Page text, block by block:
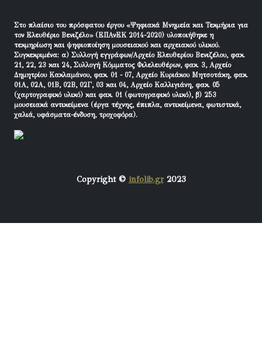
Στο πλαίσιο του πρόσφατου έργου «Ψηφιακά Μνημεία και Τεκμήρια για
τον Ελευθέριο Βενιζέλο» (ΕΠΑνΕΚ 2014-2020) υλοποιήθηκε η
τεκμηρίωση και ψηφιοποίηση μουσειακού και αρχειακού υλικού.
Συγκεκριμένα: α) Συλλογή εγγράφων/Αρχείο Ελευθερίου Βενιζέλου, φακ.
21, 22, 23 και 24, Συλλογή Κόμματος Φιλελευθέρων, φακ. 3, Αρχείο
Δημητρίου Κακλαμάνου, φακ. 01 - 07, Αρχείο Κυριάκου Μητσοτάκη, φακ.
01Α, 02Α, 01Β, 02Β, 02Γ, 03 και 04, Αρχείο Καλλιγιάνη, φακ. 05
(χαρτογραφικό υλικό) και φακ. 01 (φωτογραφικό υλικό), β) 253
μουσειακά αντικείμενα (έργα τέχνης, έπιπλα, αντικείμενα, φωτιστικά,
χαλιά, υφάσματα-ένδυση, τροχοφόρα).
Copyright © infolib.gr2023